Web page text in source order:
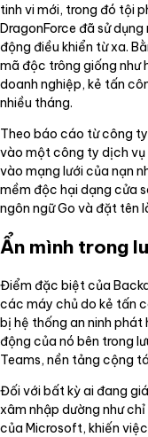
tinh vi mới, trong đó tội
DragonForce đã sử
động điều khiển từ xa.
mã độc trông giống
doanh nghiệp, kẻ tấn
nhiều tháng.
Theo báo cáo từ công
vào một công ty dịch vụ
vào mạng lưới của nạn
mềm độc hại dạng cửa
ngôn ngữ Go và đặt tên
Ẩn mình trong
Điểm đặc biệt của
các máy chủ do kẻ tấn
bị hệ thống an ninh
động của nó bên trong
Teams, nền tảng cộng
Đối với bất kỳ ai đang
xâm nhập dường như
của Microsoft, khiến